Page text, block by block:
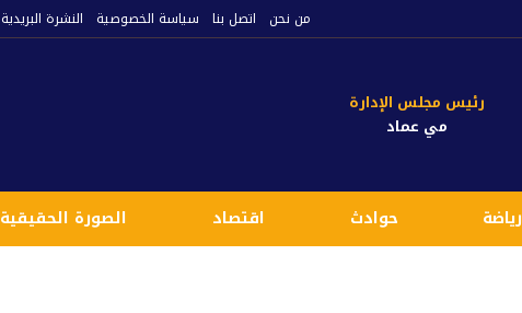
من نحن اتصل بنا سياسة الخصوصية النشرة البريدية
رئيس مجلس الإدارة
مي عماد
رياضة حوادث اقتصاد الصورة الحقيقية